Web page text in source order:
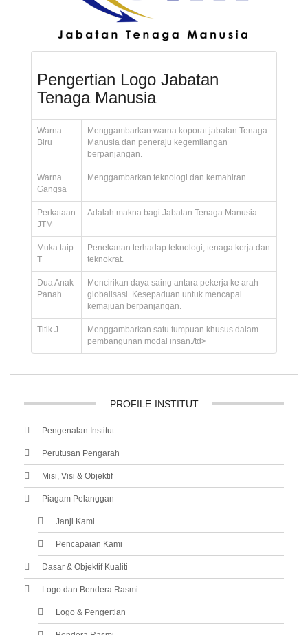
Pengertian Logo Jabatan
Tenaga Manusia
Warna
Biru
Menggambarkan warna koporat jabatan Tenaga
Manusia dan peneraju kegemilangan
berpanjangan.
Warna
Gangsa
Menggambarkan teknologi dan kemahiran.
Perkataan
JTM
Adalah makna bagi Jabatan Tenaga Manusia.
Muka taip
T
Penekanan terhadap teknologi, tenaga kerja dan
teknokrat.
Dua Anak
Panah
Mencirikan daya saing antara pekerja ke arah
globalisasi. Kesepaduan untuk mencapai
kemajuan berpanjangan.
Titik J
Menggambarkan satu tumpuan khusus dalam
pembangunan modal insan./td>
PROFILE INSTITUT
Pengenalan Institut
Perutusan Pengarah
Misi, Visi & Objektif
Piagam Pelanggan
Janji Kami
Pencapaian Kami
Dasar & Objektif Kualiti
Logo dan Bendera Rasmi
Logo & Pengertian